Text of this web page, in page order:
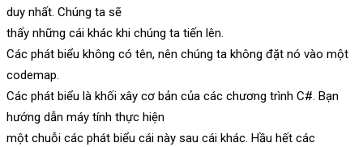
duy nhất. Chúng ta sẽ
thấy những cái khác khi chúng ta tiến lên.
Các phát biểu không có tên, nên chúng ta không đặt nó vào một
codemap.
Các phát biểu là khối xây cơ bản của các chương trình C#. Bạn
hướng dẫn máy tính thực hiện
một chuỗi các phát biểu cái này sau cái khác. Hầu hết các